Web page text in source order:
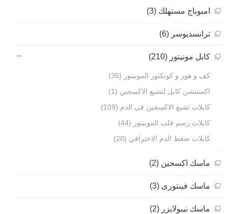
امبوباج مستهلك (3)
ترانسديوسر (6)
كابل مونيتور (210)
كف و هوز و كونكتور المونيتور (36)
اكستنشن كابل لتشبع الاكسجين (1)
كابلات تشبع الاكسجين في الدم (109)
كابلات رسم قلب المونيتور (44)
كابلات ضغط الدم الاختراقي (20)
ماسك اكسجين (2)
ماسك فينتورى (3)
ماسك نيبولايزر (2)